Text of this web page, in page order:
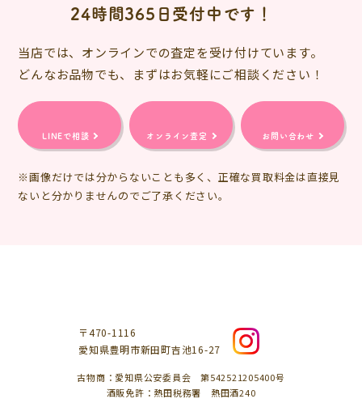
24時間365日受付中です！
当店では、オンラインでの査定を受け付けています。
どんなお品物でも、まずはお気軽にご相談ください！
LINEで相談 オンライン査定 お問い合わせ
※画像だけでは分からないことも多く、正確な買取料金は直接見
ないと分かりませんのでご了承ください。
〒470-1116
愛知県豊明市新田町吉池16-27
古物商：愛知県公安委員会 第542521205400号
酒販免許：熱田税務署 熱田酒240